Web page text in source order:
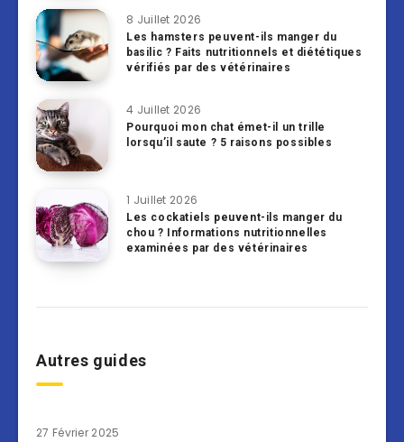
8 Juillet 2026
Les hamsters peuvent-ils manger du
basilic ? Faits nutritionnels et diététiques
vérifiés par des vétérinaires
4 Juillet 2026
Pourquoi mon chat émet-il un trille
lorsqu’il saute ? 5 raisons possibles
1 Juillet 2026
Les cockatiels peuvent-ils manger du
chou ? Informations nutritionnelles
examinées par des vétérinaires
Autres guides
27 Février 2025